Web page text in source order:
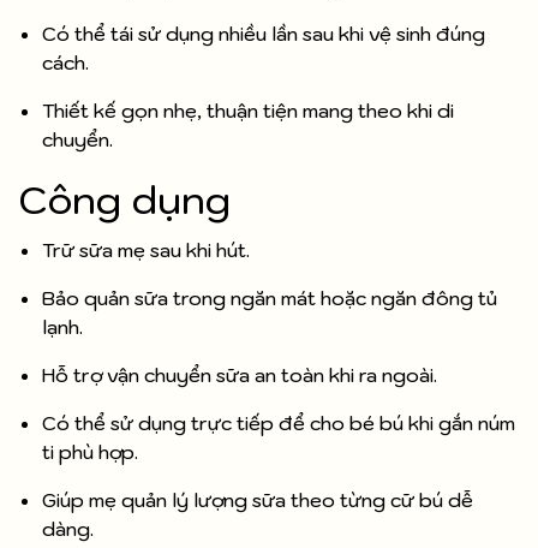
Có thể tái sử dụng nhiều lần sau khi vệ sinh đúng
cách.
Thiết kế gọn nhẹ, thuận tiện mang theo khi di
chuyển.
Công dụng
Trữ sữa mẹ sau khi hút.
Bảo quản sữa trong ngăn mát hoặc ngăn đông tủ
lạnh.
Hỗ trợ vận chuyển sữa an toàn khi ra ngoài.
Có thể sử dụng trực tiếp để cho bé bú khi gắn núm
ti phù hợp.
Giúp mẹ quản lý lượng sữa theo từng cữ bú dễ
dàng.